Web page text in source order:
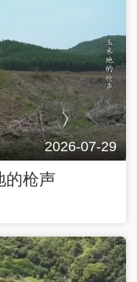
2026-07-29
的枪声